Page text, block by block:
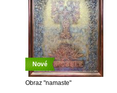
Nové
Obraz "namaste"